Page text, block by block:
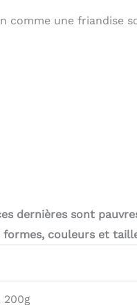
comme une friandise
dernières sont
couleurs et
200g